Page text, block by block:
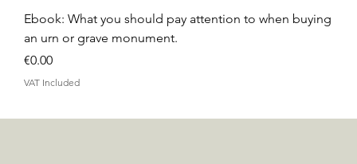
Ebook: What you should pay attention to when buying
an urn or grave monument.
Price
€0.00
VAT Included